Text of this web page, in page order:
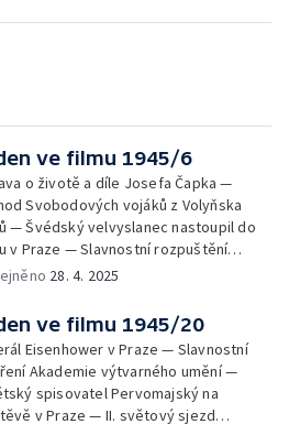
ve filmu 1945/6
o životě a díle Josefa Čapka —
Svobodových vojáků z Volyňska
— Švédský velvyslanec nastoupil do
v Praze — Slavnostní rozpuštění
jednotek — 75. narozeniny
— Znárodnění filmového průmyslu
Frank byl převezen do Prahy, kde ho
soud — Odborářští cvičitelé se
28. 4. 2025
ve filmu 1945/20
Eisenhower v Praze — Slavnostní
Akademie výtvarného umění —
spisovatel Pervomajský na
v Praze — II. světový sjezd